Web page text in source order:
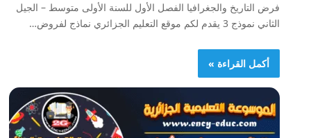
فرض التاريخ والجغرافيا الفصل الأول للسنة الأولى متوسط – الجيل
الثاني نموذج 3 يقدم لكم موقع التعليم الجزائري نماذج لفروض…
أكمل القراءة »